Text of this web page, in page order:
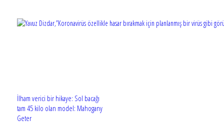
İlham verici bir hikaye: Sol bacağı
tam 45 kilo olan model: Mahogany
Geter